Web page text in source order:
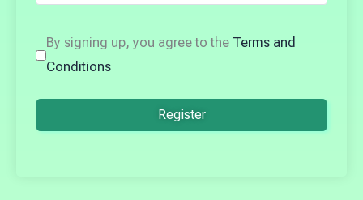
By signing up, you agree to the Terms and
Conditions
Register